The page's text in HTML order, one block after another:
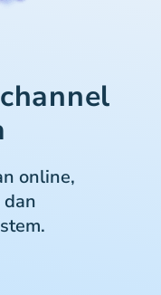
online,